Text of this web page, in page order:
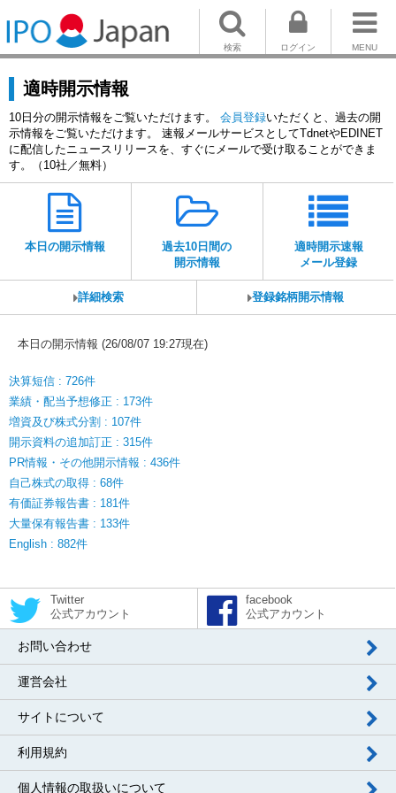
MENU
ログイン
検索
適時開示情報
10日分の開示情報をご覧いただけます。 会員登録いただくと、過去の開
示情報をご覧いただけます。 速報メールサービスとしてTdnetやEDINET
に配信したニュースリリースを、すぐにメールで受け取ることができま
す。（10社／無料）
本日の開示情報
過去10日間の
開示情報
適時開示速報
メール登録
詳細検索 登録銘柄開示情報
本日の開示情報 (26/08/07 19:27現在)
決算短信 : 726件
業績・配当予想修正 : 173件
増資及び株式分割 : 107件
開示資料の追加訂正 : 315件
PR情報・その他開示情報 : 436件
自己株式の取得 : 68件
有価証券報告書 : 181件
大量保有報告書 : 133件
English : 882件
Twitter
公式アカウント
facebook
公式アカウント
お問い合わせ
運営会社
サイトについて
利用規約
個人情報の取扱いについて